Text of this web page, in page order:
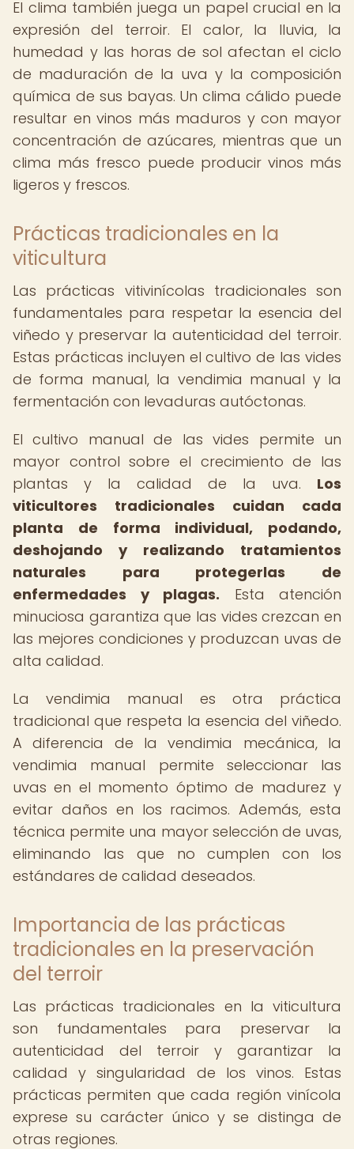
El clima también juega un papel crucial en la
expresión del terroir. El calor, la lluvia, la
humedad y las horas de sol afectan el ciclo
de maduración de la uva y la composición
química de sus bayas. Un clima cálido puede
resultar en vinos más maduros y con mayor
concentración de azúcares, mientras que un
clima más fresco puede producir vinos más
ligeros y frescos.
Prácticas tradicionales en la
viticultura
Las prácticas vitivinícolas tradicionales son
fundamentales para respetar la esencia del
viñedo y preservar la autenticidad del terroir.
Estas prácticas incluyen el cultivo de las vides
de forma manual, la vendimia manual y la
fermentación con levaduras autóctonas.
El cultivo manual de las vides permite un
mayor control sobre el crecimiento de las
plantas y la calidad de la uva. Los
viticultores tradicionales cuidan cada
planta de forma individual, podando,
deshojando y realizando tratamientos
naturales para protegerlas de
enfermedades y plagas. Esta atención
minuciosa garantiza que las vides crezcan en
las mejores condiciones y produzcan uvas de
alta calidad.
La vendimia manual es otra práctica
tradicional que respeta la esencia del viñedo.
A diferencia de la vendimia mecánica, la
vendimia manual permite seleccionar las
uvas en el momento óptimo de madurez y
evitar daños en los racimos. Además, esta
técnica permite una mayor selección de uvas,
eliminando las que no cumplen con los
estándares de calidad deseados.
Importancia de las prácticas
tradicionales en la preservación
del terroir
Las prácticas tradicionales en la viticultura
son fundamentales para preservar la
autenticidad del terroir y garantizar la
calidad y singularidad de los vinos. Estas
prácticas permiten que cada región vinícola
exprese su carácter único y se distinga de
otras regiones.